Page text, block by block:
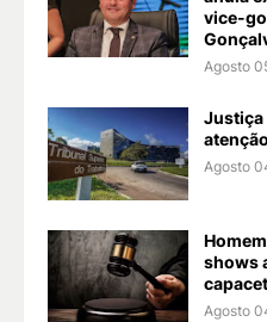
vice-
Agosto
Justiça
Agosto
shows
Agosto